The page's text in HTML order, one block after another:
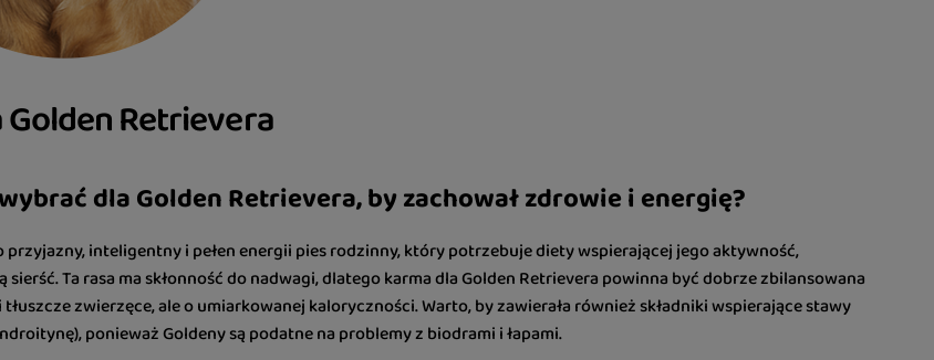
Retrievera
dla Golden Retrievera, by zachował zdrowie i energię?
przyjazny, inteligentny i pełen energii pies rodzinny, który potrzebuje diety wspierającej jego aktywność,
Ta rasa ma skłonność do nadwagi, dlategokarma dla Golden Retrievera powinna być dobrze zbilansowana
zwierzęce, ale o umiarkowanej kaloryczności. Warto, by zawierała również składniki wspierające stawy
ponieważ Goldeny są podatne na problemy z biodrami i łapami.